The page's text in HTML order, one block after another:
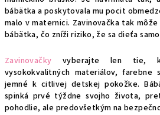
bábätka a poskytovala mu pocit
malo v maternici. Zavinovačka tak
bábätka, čo zníži riziko, že sa dieťa
Zavinovačky vyberajte len tie,
vysokokvalitných materiálov,
jemné k citlivej detskej pokožke.
spinká prvé týždne svojho života,
pohodlie, ale predovšetkým na